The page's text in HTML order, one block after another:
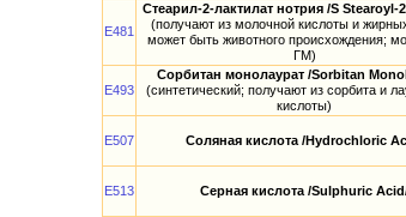
E481
Стеарил-2-лактилат нотрия /S Stearoyl-
(получают из молочной кислоты и
может быть животного происхождения;
ГМ)
E493
Сорбитан монолаурат /Sorbitan
(синтетический; получают из сорбита и
кислоты)
E507 Соляная кислота /Hydrochloric
E513 Серная кислота /Sulphuric